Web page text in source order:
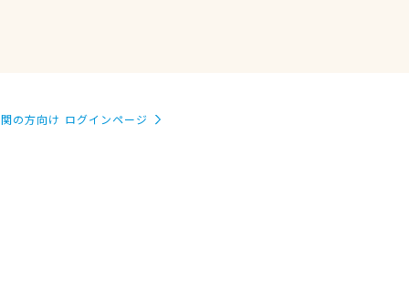
の方向け ログインページ